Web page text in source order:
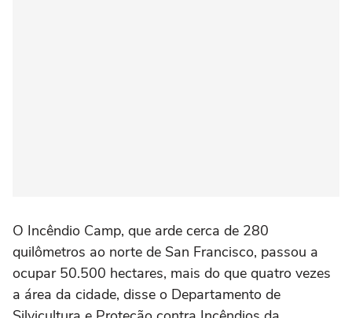
O Incêndio Camp, que arde cerca de 280
quilômetros ao norte de San Francisco, passou a
ocupar 50.500 hectares, mais do que quatro vezes
a área da cidade, disse o Departamento de